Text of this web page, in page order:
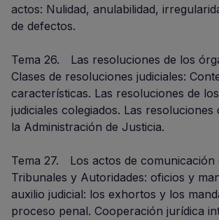
actos: Nulidad, anulabilidad,
de defectos.
Tema 26. Las resoluciones de los
Clases de resoluciones judiciales:
características. Las resoluciones de
judiciales colegiados. Las resoluciones
la Administración de Justicia.
Tema 27. Los actos de comunicación
Tribunales y Autoridades: oficios y
auxilio judicial: los exhortos y los
proceso penal. Cooperación jurídica